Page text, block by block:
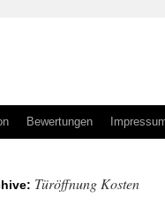
Bewertungen
Türöffnung Kosten